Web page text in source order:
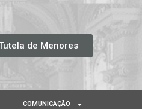
de Menores
COMUNICAÇÃO